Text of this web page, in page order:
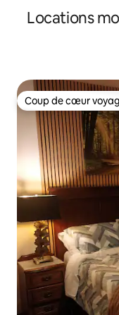
Locations
Coup de cœur
Coup de cœur